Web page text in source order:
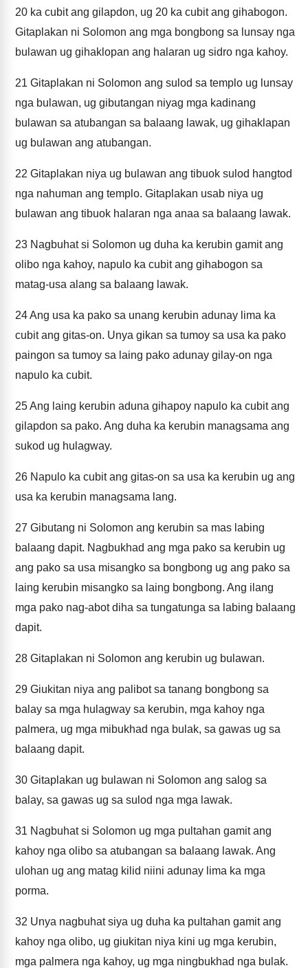
20 ka cubit ang gilapdon, ug 20 ka cubit ang gihabogon.
Gitaplakan ni Solomon ang mga bongbong sa lunsay nga
bulawan ug gihaklopan ang halaran ug sidro nga kahoy.
21 Gitaplakan ni Solomon ang sulod sa templo ug lunsay
nga bulawan, ug gibutangan niyag mga kadinang
bulawan sa atubangan sa balaang lawak, ug gihaklapan
ug bulawan ang atubangan.
22 Gitaplakan niya ug bulawan ang tibuok sulod hangtod
nga nahuman ang templo. Gitaplakan usab niya ug
bulawan ang tibuok halaran nga anaa sa balaang lawak.
23 Nagbuhat si Solomon ug duha ka kerubin gamit ang
olibo nga kahoy, napulo ka cubit ang gihabogon sa
matag-usa alang sa balaang lawak.
24Ang usa ka pako sa unang kerubin adunay lima ka
cubit ang gitas-on. Unya gikan sa tumoy sa usa ka pako
paingon sa tumoy sa laing pako adunay gilay-on nga
napulo ka cubit.
25Ang laing kerubin aduna gihapoy napulo ka cubit ang
gilapdon sa pako. Ang duha ka kerubin managsama ang
sukod ug hulagway.
26 Napulo ka cubit ang gitas-on sa usa ka kerubin ug ang
usa ka kerubin managsama lang.
27 Gibutang ni Solomon ang kerubin sa mas labing
balaang dapit. Nagbukhad ang mga pako sa kerubin ug
ang pako sa usa misangko sa bongbong ug ang pako sa
laing kerubin misangko sa laing bongbong. Ang ilang
mga pako nag-abot diha sa tungatunga sa labing balaang
dapit.
28 Gitaplakan ni Solomon ang kerubin ug bulawan.
29 Giukitan niya ang palibot sa tanang bongbong sa
balay sa mga hulagway sa kerubin, mga kahoy nga
palmera, ug mga mibukhad nga bulak, sa gawas ug sa
balaang dapit.
30 Gitaplakan ug bulawan ni Solomon ang salog sa
balay, sa gawas ug sa sulod nga mga lawak.
31 Nagbuhat si Solomon ug mga pultahan gamit ang
kahoy nga olibo sa atubangan sa balaang lawak. Ang
ulohan ug ang matag kilid niini adunay lima ka mga
porma.
32 Unya nagbuhat siya ug duha ka pultahan gamit ang
kahoy nga olibo, ug giukitan niya kini ug mga kerubin,
mga palmera nga kahoy, ug mga ningbukhad nga bulak.